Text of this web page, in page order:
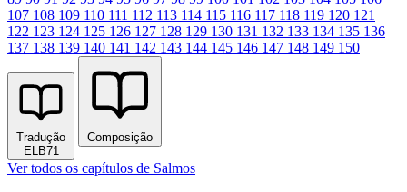
107 108 109 110 111 112 113 114 115 116 117 118 119 120 121
122 123 124 125 126 127 128 129 130 131 132 133 134 135 136
137 138 139 140 141 142 143 144 145 146 147 148 149 150
Tradução
ELB71
Composição
Ver todos os capítulos de Salmos